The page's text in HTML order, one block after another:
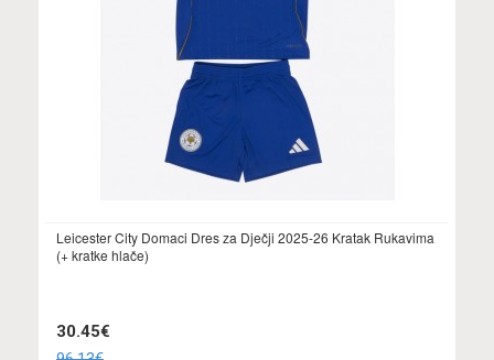
Leicester City Domaci Dres za Dječji 2025-26 Kratak Rukavima
(+ kratke hlače)
30.45€